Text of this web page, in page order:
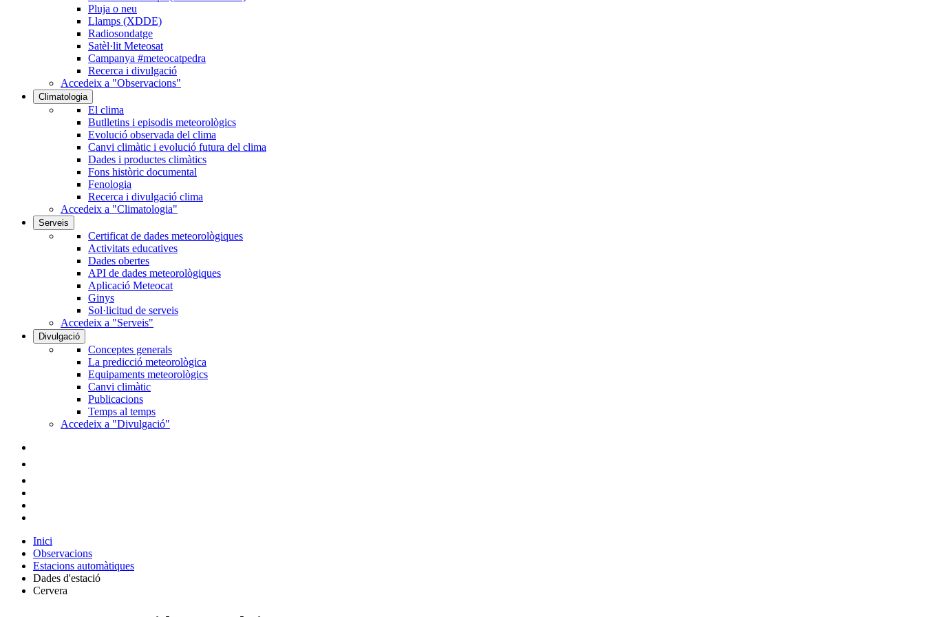
Pluja o neu
Llamps (XDDE)
Radiosondatge
Satèl·lit Meteosat
Campanya #meteocatpedra
Recerca i divulgació
Accedeix a "Observacions"
Climatologia
El clima
Butlletins i episodis meteorològics
Evolució observada del clima
Canvi climàtic i evolució futura del clima
Dades i productes climàtics
Fons històric documental
Fenologia
Recerca i divulgació clima
Accedeix a "Climatologia"
Serveis
Certificat de dades meteorològiques
Activitats educatives
Dades obertes
API de dades meteorològiques
Aplicació Meteocat
Ginys
Sol·licitud de serveis
Accedeix a "Serveis"
Divulgació
Conceptes generals
La predicció meteorològica
Equipaments meteorològics
Canvi climàtic
Publicacions
Temps al temps
Accedeix a "Divulgació"
Inici
Observacions
Estacions automàtiques
Dades d'estació
Cervera